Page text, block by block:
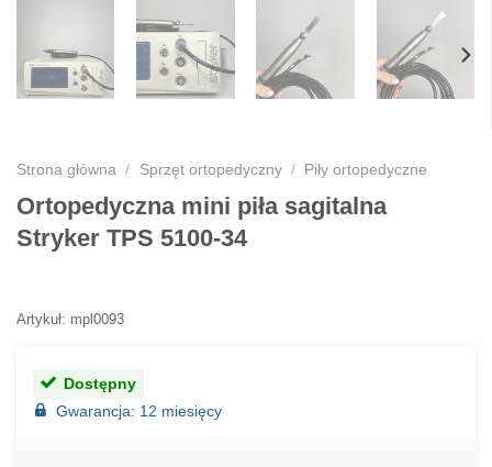
Strona główna / Sprzęt ortopedyczny / Piły ortopedyczne
Ortopedyczna mini piła sagitalna
Stryker TPS 5100-34
Artykuł: mpl0093
Dostępny
Gwarancja: 12 miesięcy